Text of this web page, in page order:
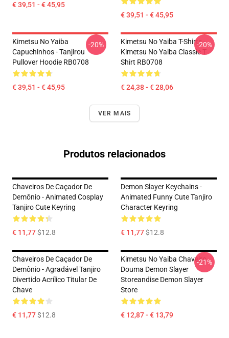
€ 39,51 - € 45,95
€ 39,51 - € 45,95
Kimetsu No Yaiba
Capuchinhos - Tanjirou
Pullover Hoodie RB0708
€ 39,51 - € 45,95
-20%
Kimetsu No Yaiba T-Shirts -
Kimetsu No Yaiba Classic T-
Shirt RB0708
€ 24,38 - € 28,06
-20%
VER MAIS
Produtos relacionados
Chaveiros De Caçador De
Demônio - Animated Cosplay
Tanjiro Cute Keyring
€ 11,77$12.8
Demon Slayer Keychains -
Animated Funny Cute Tanjiro
Character Keyring
€ 11,77$12.8
Chaveiros De Caçador De
Demônio - Agradável Tanjiro
Divertido Acrílico Titular De
Chave
€ 11,77$12.8
Kimetsu No Yaiba Chaveiro
Douma Demon Slayer
Storeandise Demon Slayer
Store
€ 12,87 - € 13,79
-21%